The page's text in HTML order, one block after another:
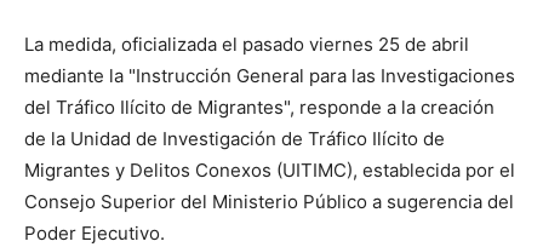
La medida, oficializada el pasado viernes 25 de abril
mediante la "Instrucción General para las Investigaciones
del Tráfico Ilícito de Migrantes", responde a la creación
de la Unidad de Investigación de Tráfico Ilícito de
Migrantes y Delitos Conexos (UITIMC), establecida por el
Consejo Superior del Ministerio Público a sugerencia del
Poder Ejecutivo.